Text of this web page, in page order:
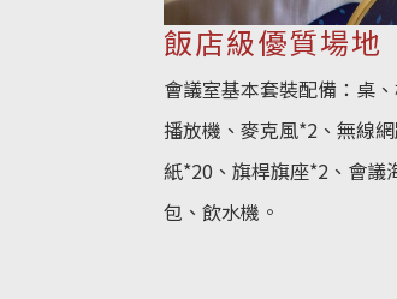
飯店級優質場地
會議室基本套裝配備：桌
播放機、麥克風*2、無線
紙*20、旗桿旗座*2、會議
包、飲水機。